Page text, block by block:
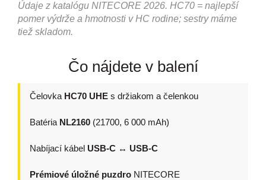
Údaje z katalógu NITECORE 2026. HC70 = najlepší
pomer výdrže a hmotnosti v HC rodine; sestry máme
tiež skladom.
Čo nájdete v balení
Čelovka HC70 UHE s držiakom a čelenkou
Batéria NL2160 (21700, 6 000 mAh)
Nabíjací kábel USB-C ↔ USB-C
Prémiové úložné puzdro NITECORE